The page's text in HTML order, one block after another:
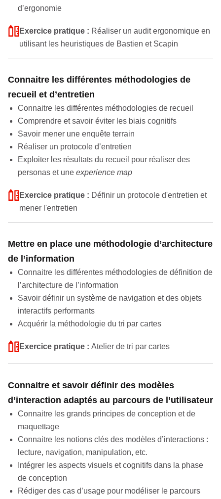
d’ergonomie
Exercice pratique : Réaliser un audit ergonomique en
utilisant les heuristiques de Bastien et Scapin
Connaitre les différentes méthodologies de
recueil et d’entretien
Connaitre les différentes méthodologies de recueil
Comprendre et savoir éviter les biais cognitifs
Savoir mener une enquête terrain
Réaliser un protocole d’entretien
Exploiter les résultats du recueil pour réaliser des
personas et une experience map
Exercice pratique : Définir un protocole d'entretien et
mener l'entretien
Mettre en place une méthodologie d’architecture
de l’information
Connaitre les différentes méthodologies de définition de
l’architecture de l’information
Savoir définir un système de navigation et des objets
interactifs performants
Acquérir la méthodologie du tri par cartes
Exercice pratique : Atelier de tri par cartes
Connaitre et savoir définir des modèles
d’interaction adaptés au parcours de l’utilisateur
Connaitre les grands principes de conception et de
maquettage
Connaitre les notions clés des modèles d’interactions :
lecture, navigation, manipulation, etc.
Intégrer les aspects visuels et cognitifs dans la phase
de conception
Rédiger des cas d’usage pour modéliser le parcours